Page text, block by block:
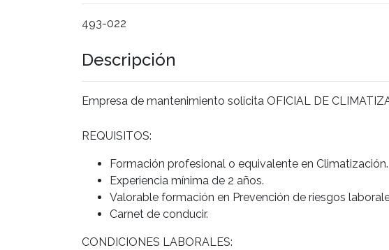
493-022
Descripción
Empresa de mantenimiento solicita OFICIAL DE
REQUISITOS:
Formación profesional o equivalente en Climatización.
Experiencia mínima de 2 años.
Valorable formación en Prevención de riesgos
Carnet de conducir.
CONDICIONES LABORALES: